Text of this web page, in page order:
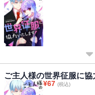
ご主人様の世界征服に
¥67 (税込)